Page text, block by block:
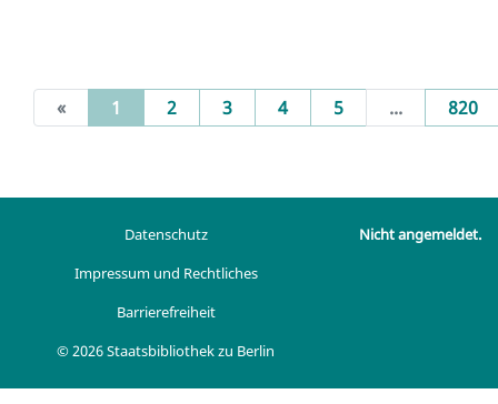
« 1 (current)
2 3 4 5 ... 820
Datenschutz
Impressum und Rechtliches
Barrierefreiheit
© 2026 Staatsbibliothek zu Berlin
Nicht angemeldet.